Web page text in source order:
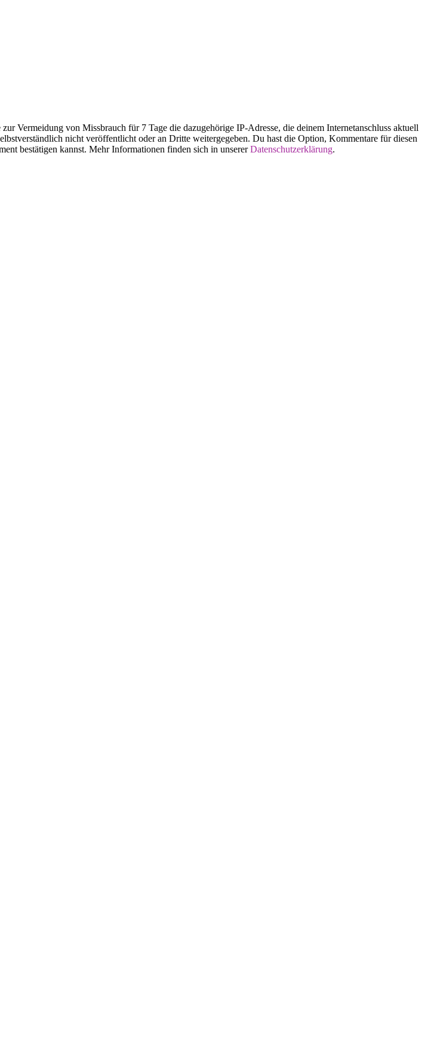
Vermeidung von Missbrauch für 7 Tage die dazugehörige IP-Adresse, die deinem Internetanschluss aktuell
nicht veröffentlicht oder an Dritte weitergegeben. Du hast die Option, Kommentare für diesen
bestätigen kannst. Mehr Informationen finden sich in unsererDatenschutzerklärung.